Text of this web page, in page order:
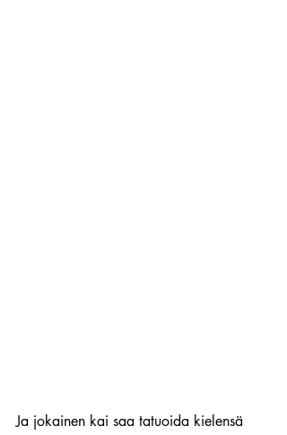
Ja jokainen kai saa tatuoida kielensä